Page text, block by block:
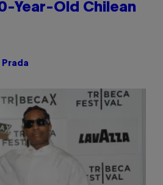
Year-Old Chilean
Prada